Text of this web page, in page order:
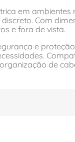
em ambientes
Com
e fora de vista.
e
de